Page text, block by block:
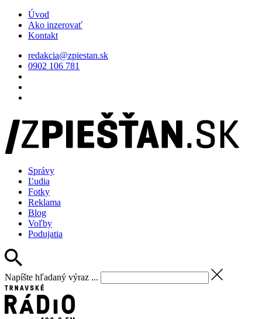
Úvod
Ako inzerovať
Kontakt
redakcia@zpiestan.sk
0902 106 781
Správy
Ľudia
Fotky
Reklama
Blog
Voľby
Podujatia
Napíšte hľadaný výraz ...